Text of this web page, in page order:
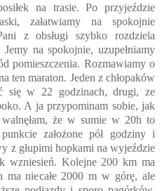
na trasie. Po przyjeździe
załatwiamy na spokojnie
z obsługi szybko rozdziela
na spokojnie, uzupełniamy
pomieszczenia. Rozmawiamy o
ten maraton. Jeden z chłopaków
się w 22 godzinach, drugi, ze
A ja przypominam sobie, jak
że w sumie w 20h to
założone pół godziny i
z głupimi hopkami na wyjeździe
wzniesień. Kolejne 200 km ma
ma niecałe 2000 m w górę, ale